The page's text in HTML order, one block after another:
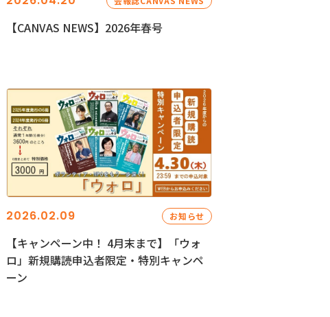
【CANVAS NEWS】2026年春号
2026.02.09 お知らせ
【キャンペーン中！ 4月末まで】「ウォ
ロ」新規購読申込者限定・特別キャンペ
ーン